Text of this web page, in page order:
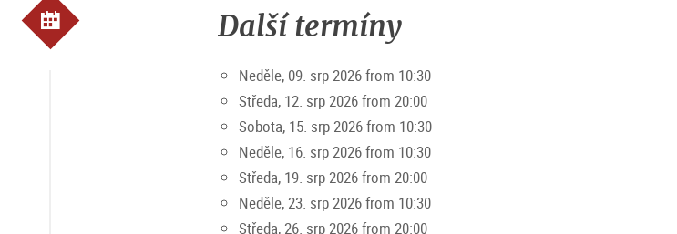
Další termíny
Neděle, 09. srp 2026 from 10:30
Středa, 12. srp 2026 from 20:00
Sobota, 15. srp 2026 from 10:30
Neděle, 16. srp 2026 from 10:30
Středa, 19. srp 2026 from 20:00
Neděle, 23. srp 2026 from 10:30
Středa, 26. srp 2026 from 20:00